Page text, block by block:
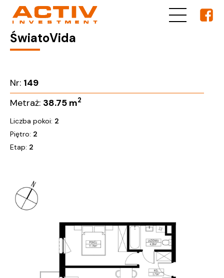
ŚwiatoVida
Nr: 149
Metraż: 38.75 m2
Liczba pokoi: 2
Piętro: 2
Etap: 2